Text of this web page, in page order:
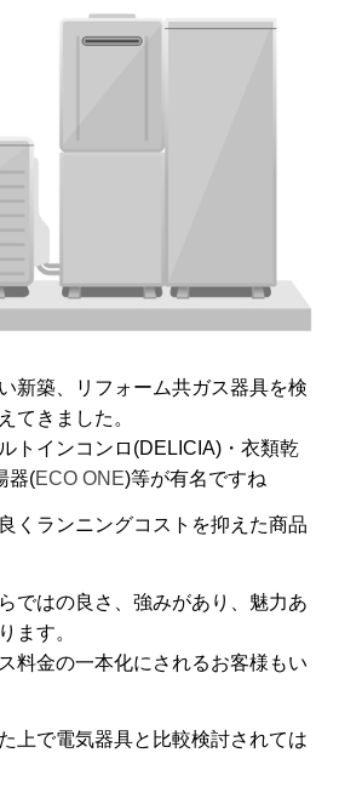
新築、リフォーム共ガス器具を検
てきました。
トインコンロ(DELICIA)・衣類乾
器(ECO ONE)等が有名ですね
くランニングコストを抑えた商品
ではの良さ、強みがあり、魅力あ
ます。
料金の一本化にされるお客様もい
上で電気器具と比較検討されては